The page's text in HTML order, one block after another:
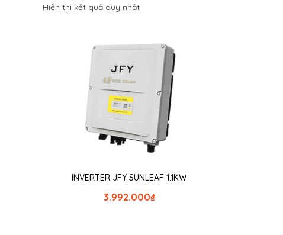
Hiển thị kết quả duy nhất
INVERTER JFY SUNLEAF 1.1KW
₫
3.992.000